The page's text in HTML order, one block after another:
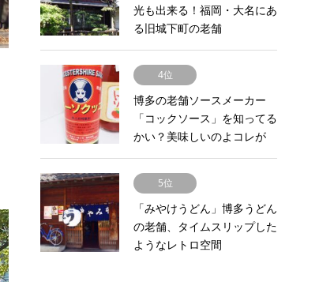
光も出来る！福岡・大名にあ
る旧城下町の老舗
4位
博多の老舗ソースメーカー
「コックソース」を知ってる
かい？美味しいのよコレが
5位
「みやけうどん」博多うどん
の老舗、タイムスリップした
ようなレトロ空間